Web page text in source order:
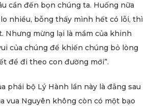
cần đến bọn chúng ta. Huống nữa
nhiều, bỗng thấy mình hết có lỗi, thì
Nhưng mừng lại là mầm của khinh
của chúng để khiến chúng bỏ lòng
để đi theo con đường mới”.
phái bộ Lý Hành lần này là đằng sau
vua Nguyên không còn có một bạo